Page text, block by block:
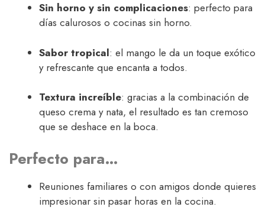
Sin horno y sin complicaciones: perfecto para
días calurosos o cocinas sin horno.
Sabor tropical: el mango le da un toque exótico
y refrescante que encanta a todos.
Textura increíble: gracias a la combinación de
queso crema y nata, el resultado es tan cremoso
que se deshace en la boca.
Perfecto para…
Reuniones familiares o con amigos donde quieres
impresionar sin pasar horas en la cocina.